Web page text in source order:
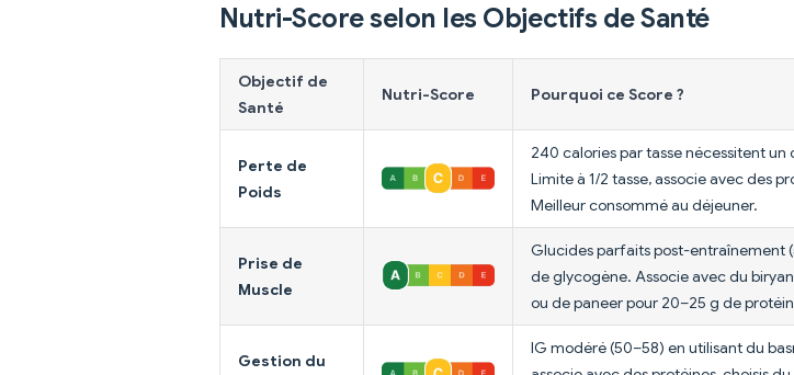
Nutri-Score selon les Objectifs de Santé
Objectif de
Santé
Nutri-Score Pourquoi ce Score ?
Perte de
Poids
240 calories par tasse nécessitent un
Limite à 1/2 tasse, associe avec des
Meilleur consommé au déjeuner.
Prise de
Muscle
Glucides parfaits post-entraînement
de glycogène. Associe avec du
ou de paneer pour 20–25 g de
Gestion du
IG modéré (50–58) en utilisant du